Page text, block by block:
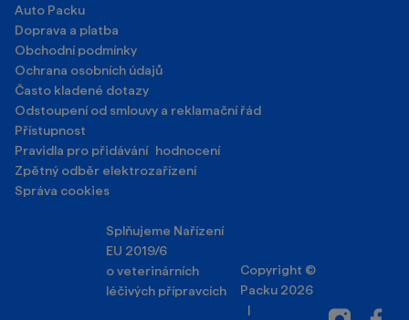
Auto Packu
Doprava a platba
Obchodní podmínky
Ochrana osobních údajů
Často kladené dotazy
Odstoupení od smlouvy a reklamační řád
Přístupnost
Pravidla pro přidávání hodnocení
Zpětný odběr elektrozařízení
Správa cookies
Splňujeme Nařízení
EU 2019/6
o veterinárních
léčivých přípravcích
Copyright ©
Packu 2026
|
Instagram